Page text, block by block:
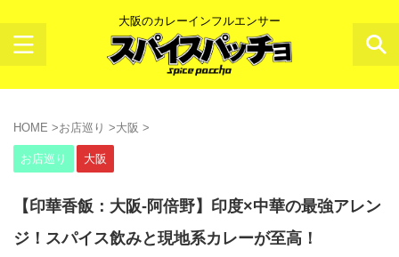
大阪のカレーインフルエンサー
HOME >お店巡り >大阪 >
お店巡り 大阪
【印華香飯：大阪-阿倍野】印度×中華の最強アレン
ジ！スパイス飲みと現地系カレーが至高！